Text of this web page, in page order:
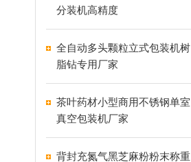
分装机高精度
全自动多头颗粒立式包装机树
脂钻专用厂家
茶叶药材小型商用不锈钢单室
真空包装机厂家
背封充氮气黑芝麻粉粉末称重